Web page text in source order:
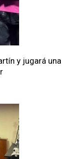
y jugará una